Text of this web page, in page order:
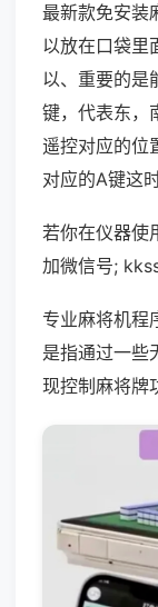
最新款免安装
以放在口袋里
以、重要的是
键，代表东，
遥控对应的位
对应的A键这
若你在仪器使
加微信号;
专业麻将机程
是指通过一些
现控制麻将牌